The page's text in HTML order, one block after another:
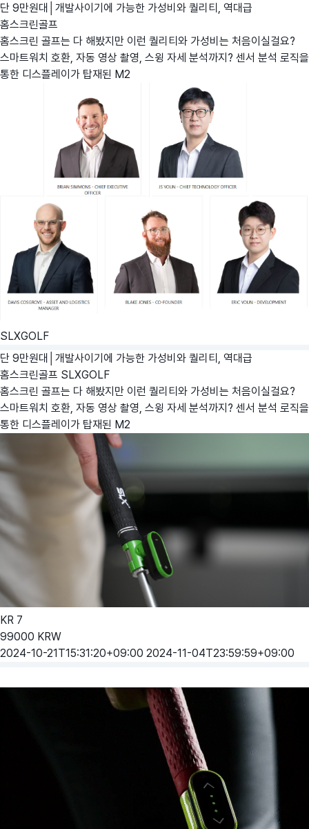
단 9만원대│개발사이기에 가능한 가성비와 퀄리티, 역대급
홈스크린골프
홈스크린 골프는 다 해봤지만 이런 퀄리티와 가성비는 처음이실걸요?
스마트워치 호환, 자동 영상 촬영, 스윙 자세 분석까지? 센서 분석 로직을
통한 디스플레이가 탑재된 M2
SLXGOLF
단 9만원대│개발사이기에 가능한 가성비와 퀄리티, 역대급
홈스크린골프 SLXGOLF
홈스크린 골프는 다 해봤지만 이런 퀄리티와 가성비는 처음이실걸요?
스마트워치 호환, 자동 영상 촬영, 스윙 자세 분석까지? 센서 분석 로직을
통한 디스플레이가 탑재된 M2
KR 7
99000 KRW
2024-10-21T15:31:20+09:00 2024-11-04T23:59:59+09:00